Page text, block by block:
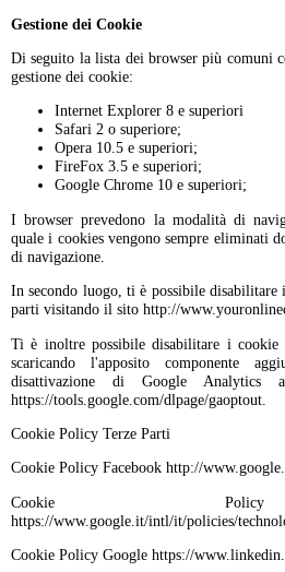
Gestione dei Cookie
Di seguito la lista dei browser più comuni
gestione dei cookie:
Internet Explorer 8 e superiori
Safari 2 o superiore;
Opera 10.5 e superiori;
FireFox 3.5 e superiori;
Google Chrome 10 e superiori;
I browser prevedono la modalità di
quale i cookies vengono sempre eliminati
di navigazione.
In secondo luogo, ti è possibile
parti visitando il sito http://
Ti è inoltre possibile disabilitare i
scaricando l'apposito componente
disattivazione di Google Analytics
https://tools.google.com/dlpage/gaoptout.
Cookie Policy Terze Parti
Cookie Policy Facebook http://
Cookie
https://www.google.it/intl/it/policies/
Cookie Policy Google https://